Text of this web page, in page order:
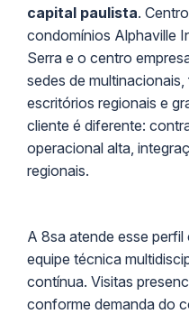
capital paulista.
condomínios Alphaville
Serra e o centro
sedes de
escritórios regionais e
cliente é diferente:
operacional alta,
regionais.
A 8sa atende esse perfil
equipe técnica
contínua. Visitas
conforme demanda do